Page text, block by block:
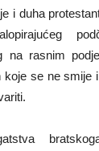
i duha
na rasnim
se ne smije